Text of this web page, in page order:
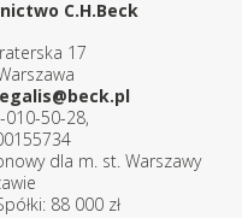
C.H.Beck
17
010-50-28,
dla m. st. Warszawy
88 000 zł